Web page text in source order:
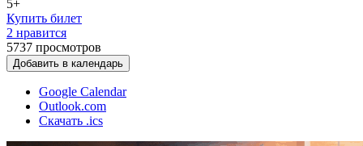
5+
Купить билет
2 нравится
5737 просмотров
Добавить в календарь
Google Calendar
Outlook.com
Скачать .ics